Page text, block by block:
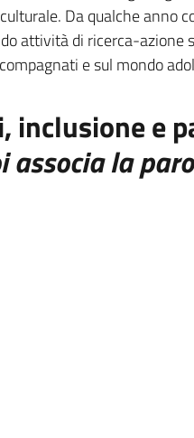
Da qualche anno
attività di ricerca-azione
e sul mondo
inclusione e
associa la